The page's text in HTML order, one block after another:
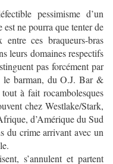
pessimisme d’un
ne pourra que tenter de
entre ces braqueurs-bras
leurs domaines respectifs
pas forcément par
le barman, du O.J. Bar &
à fait rocambolesques
chez Westlake/Stark,
d’Amérique du Sud
du crime arrivant avec un
s’annulent et partent